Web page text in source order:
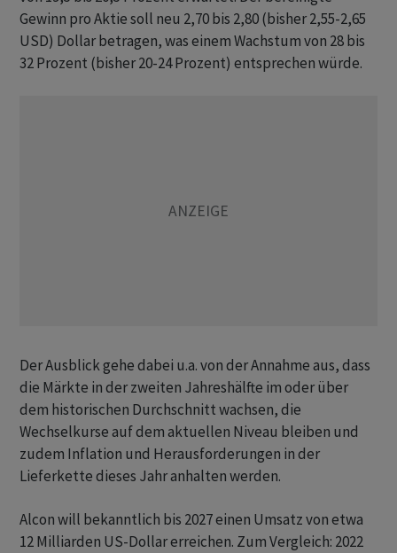
Gewinn pro Aktie soll neu 2,70 bis 2,80 (bisher 2,55-2,65
USD) Dollar betragen, was einem Wachstum von 28 bis
32 Prozent (bisher 20-24 Prozent) entsprechen würde.
Der Ausblick gehe dabei u.a. von der Annahme aus, dass
die Märkte in der zweiten Jahreshälfte im oder über
dem historischen Durchschnitt wachsen, die
Wechselkurse auf dem aktuellen Niveau bleiben und
zudem Inflation und Herausforderungen in der
Lieferkette dieses Jahr anhalten werden.
Alcon will bekanntlich bis 2027 einen Umsatz von etwa
12 Milliarden US-Dollar erreichen. Zum Vergleich: 2022